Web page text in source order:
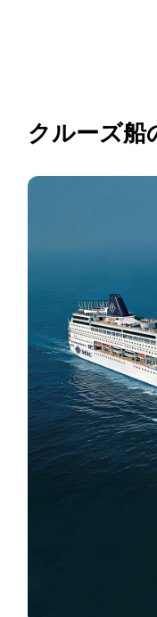
クルーズ船